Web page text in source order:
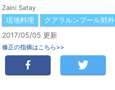
Zaini Satay
現地料理
クアラルンプール郊外
2017/05/05 更新
修正の指摘はこちら>>